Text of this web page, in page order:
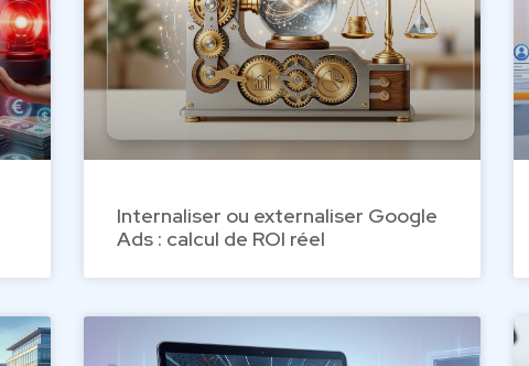
Internaliser ou externaliser Google
Ads : calcul de ROI réel